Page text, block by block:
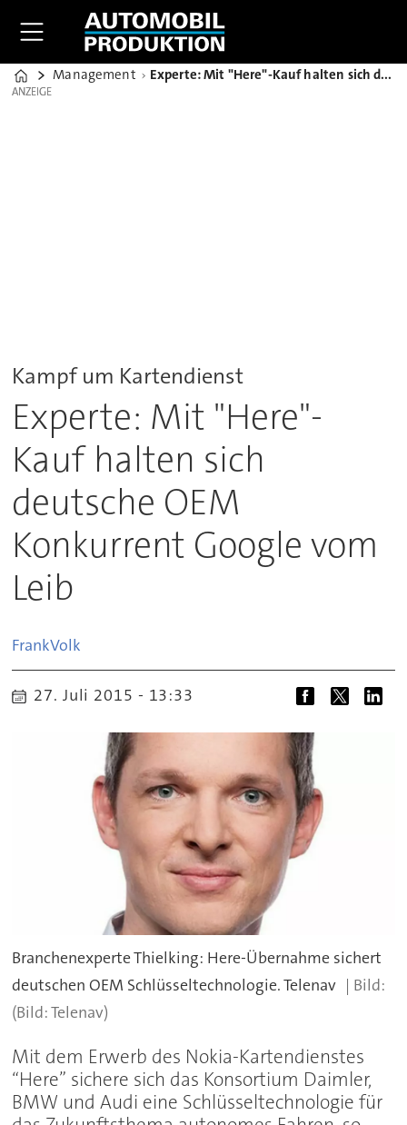
Home
Management Experte: Mit "Here"-Kauf halten sich deutsche OEM Konkurrent Google vom Leib
ANZEIGE
ANZEIGE
Kampf um Kartendienst
Experte: Mit "Here"-
Kauf halten sich
deutsche OEM
Konkurrent Google vom
Leib
FrankVolk
27. Juli 2015 - 13:33
Branchenexperte Thielking: Here-Übernahme sichert
deutschen OEM Schlüsseltechnologie. Telenav
(Bild: Telenav)
Mit dem Erwerb des Nokia-Kartendienstes
“Here” sichere sich das Konsortium Daimler,
BMW und Audi eine Schlüsseltechnologie für